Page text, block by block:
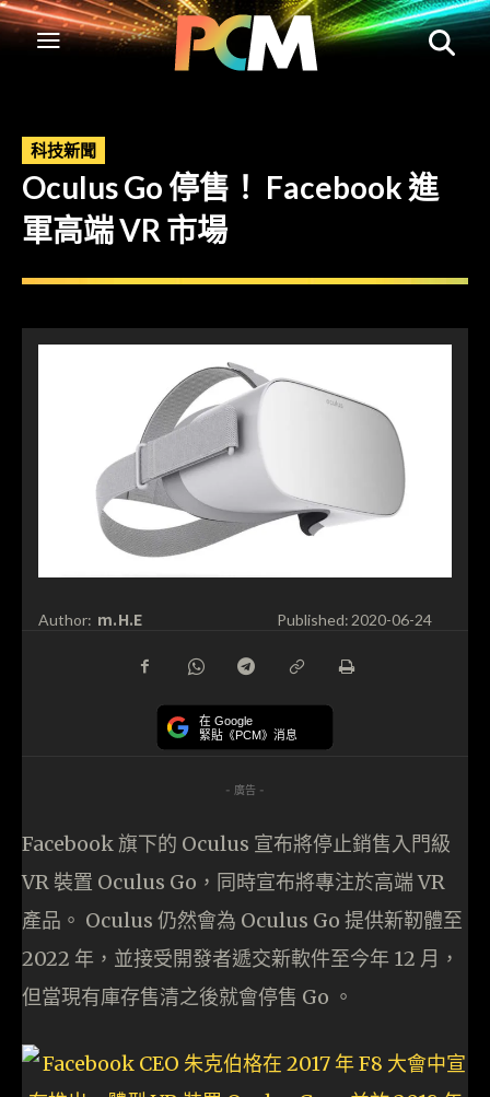
科技新聞
Oculus Go 停售！ Facebook 進
軍高端 VR 市場
Author: m.H.E Published: 2020-06-24
在 Google
緊貼《PCM》消息
- 廣告 -
Facebook 旗下的 Oculus 宣布將停止銷售入門級
VR 裝置 Oculus Go，同時宣布將專注於高端 VR
產品。 Oculus 仍然會為 Oculus Go 提供新靭體至
2022 年，並接受開發者遞交新軟件至今年 12 月，
但當現有庫存售清之後就會停售 Go 。